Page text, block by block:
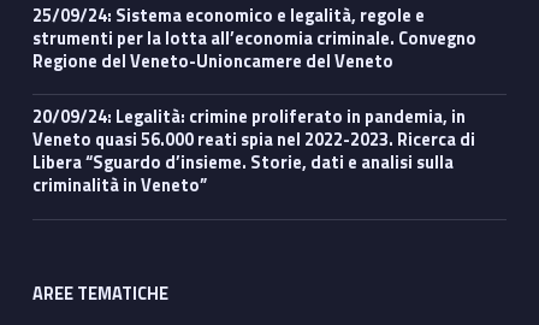
25/09/24: Sistema economico e legalità, regole e
strumenti per la lotta all’economia criminale. Convegno
Regione del Veneto-Unioncamere del Veneto
20/09/24: Legalità: crimine proliferato in pandemia, in
Veneto quasi 56.000 reati spia nel 2022-2023. Ricerca di
Libera “Sguardo d’insieme. Storie, dati e analisi sulla
criminalità in Veneto”
AREE TEMATICHE